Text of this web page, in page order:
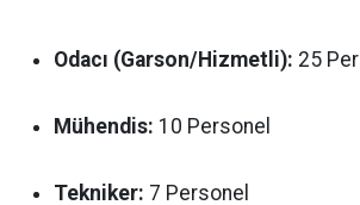
Odacı (Garson/Hizmetli): 25
Mühendis: 10 Personel
Tekniker: 7 Personel